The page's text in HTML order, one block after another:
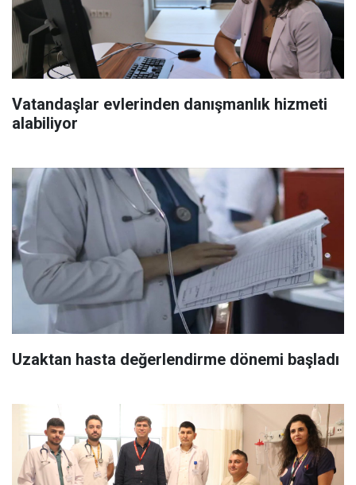
Vatandaşlar evlerinden danışmanlık hizmeti
alabiliyor
Uzaktan hasta değerlendirme dönemi başladı